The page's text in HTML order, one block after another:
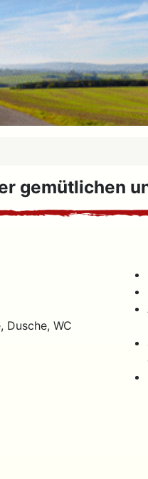
gemütlichen
Dusche, WC